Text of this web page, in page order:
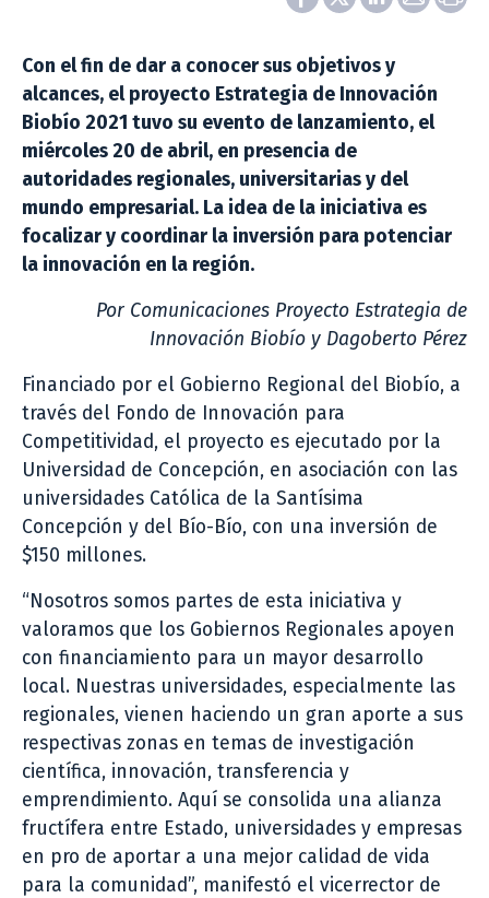
Con el fin de dar a conocer sus objetivos y
alcances, el proyecto Estrategia de Innovación
Biobío 2021 tuvo su evento de lanzamiento, el
miércoles 20 de abril, en presencia de
autoridades regionales, universitarias y del
mundo empresarial. La idea de la iniciativa es
focalizar y coordinar la inversión para potenciar
la innovación en la región.
Por Comunicaciones Proyecto Estrategia de
Innovación Biobío y Dagoberto Pérez
Financiado por el Gobierno Regional del Biobío, a
través del Fondo de Innovación para
Competitividad, el proyecto es ejecutado por la
Universidad de Concepción, en asociación con las
universidades Católica de la Santísima
Concepción y del Bío-Bío, con una inversión de
$150 millones.
“Nosotros somos partes de esta iniciativa y
valoramos que los Gobiernos Regionales apoyen
con financiamiento para un mayor desarrollo
local. Nuestras universidades, especialmente las
regionales, vienen haciendo un gran aporte a sus
respectivas zonas en temas de investigación
científica, innovación, transferencia y
emprendimiento. Aquí se consolida una alianza
fructífera entre Estado, universidades y empresas
en pro de aportar a una mejor calidad de vida
para la comunidad”, manifestó el vicerrector de